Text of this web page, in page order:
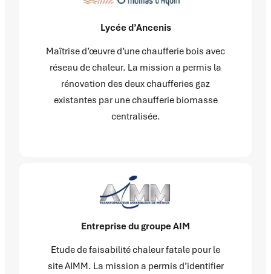
Lycée d’Ancenis
Maîtrise d’œuvre d’une chaufferie bois avec
réseau de chaleur. La mission a permis la
rénovation des deux chaufferies gaz
existantes par une chaufferie biomasse
centralisée.
Entreprise du groupe AIM
Etude de faisabilité chaleur fatale pour le
site AIMM. La mission a permis d’identifier